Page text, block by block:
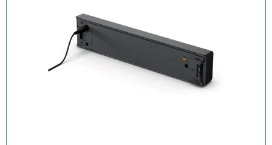
Med strøm til udskrivning af 50 sider og kan genoplades via
enhver USB-port eller genoplades med den medfølgende AC-
adapter. For endnu mere fleksibilitet kan et eksternt batteri, der
fås som ekstraudstyr, give dig mulighed for at udskrive op til 410